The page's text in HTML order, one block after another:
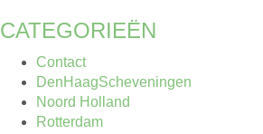
CATEGORIEËN
Contact
DenHaagScheveningen
Noord Holland
Rotterdam